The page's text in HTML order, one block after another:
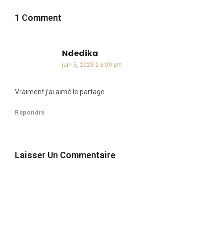
1 Comment
Ndedika
juin 5, 2023 à 6:09 pm
Vraiment j’ai aimé le partage
Répondre
Laisser Un Commentaire